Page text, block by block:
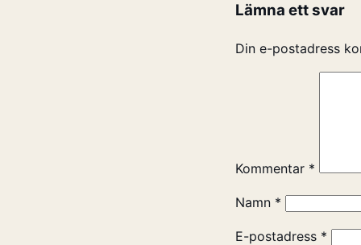
Lämna ett svar
Din e-postadress
Kommentar *
Namn *
E-postadress *